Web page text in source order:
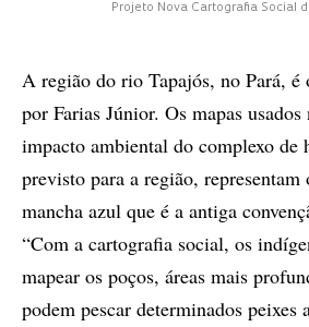
Projeto Nova Cartografia Social
A região do rio Tapajós, no Pará, é
por Farias Júnior. Os mapas
impacto ambiental do complexo de
previsto para a região,
mancha azul que é a antiga
“Com a cartografia social, os
mapear os poços, áreas mais
podem pescar determinados peixes